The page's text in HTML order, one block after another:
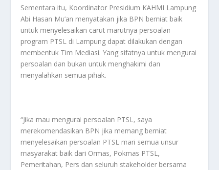
Sementara itu, Koordinator Presidium KAHMI Lampung
Abi Hasan Mu’an menyatakan jika BPN berniat baik
untuk menyelesaikan carut marutnya persoalan
program PTSL di Lampung dapat dilakukan dengan
membentuk Tim Mediasi. Yang sifatnya untuk mengurai
persoalan dan bukan untuk menghakimi dan
menyalahkan semua pihak.
“Jika mau mengurai persoalan PTSL, saya
merekomendasikan BPN jika memang berniat
menyelesaikan persoalan PTSL mari semua unsur
masyarakat baik dari Ormas, Pokmas PTSL,
Pemeritahan, Pers dan seluruh stakeholder bersama